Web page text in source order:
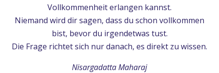
Vollkommenheit erlangen kannst.
Niemand wird dir sagen, dass du schon vollkommen
bist, bevor du irgendetwas tust.
Die Frage richtet sich nur danach, es direkt zu wissen.
Nisargadatta Maharaj